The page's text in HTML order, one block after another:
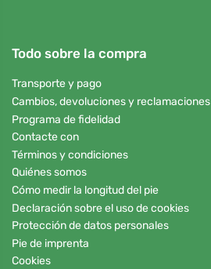
Todo sobre la compra
Transporte y pago
Cambios, devoluciones y reclamaciones
Programa de fidelidad
Contacte con
Términos y condiciones
Quiénes somos
Cómo medir la longitud del pie
Declaración sobre el uso de cookies
Protección de datos personales
Pie de imprenta
Cookies